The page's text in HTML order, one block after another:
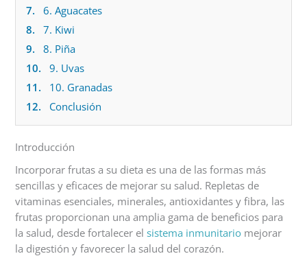
7.
6. Aguacates
8.
7. Kiwi
9.
8. Piña
10.
9. Uvas
11.
10. Granadas
12.
Conclusión
Introducción
Incorporar frutas a su dieta es una de las formas más
sencillas y eficaces de mejorar su salud. Repletas de
vitaminas esenciales, minerales, antioxidantes y fibra, las
frutas proporcionan una amplia gama de beneficios para
la salud, desde fortalecer elsistema inmunitario mejorar
la digestión y favorecer la salud del corazón.